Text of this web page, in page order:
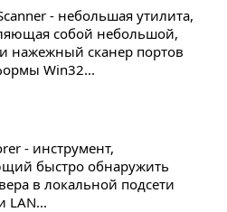
- небольшая утилита,
собой небольшой,
нажежный сканер портов
Win32...
- инструмент,
быстро обнаружить
в локальной подсети
LAN...